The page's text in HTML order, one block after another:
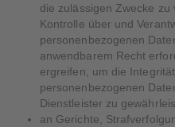
die zulässigen Zwecke
Kontrolle über und
personenbezogenen
anwendbarem Recht
ergreifen, um die
personenbezogenen
Dienstleister zu
an Gerichte,